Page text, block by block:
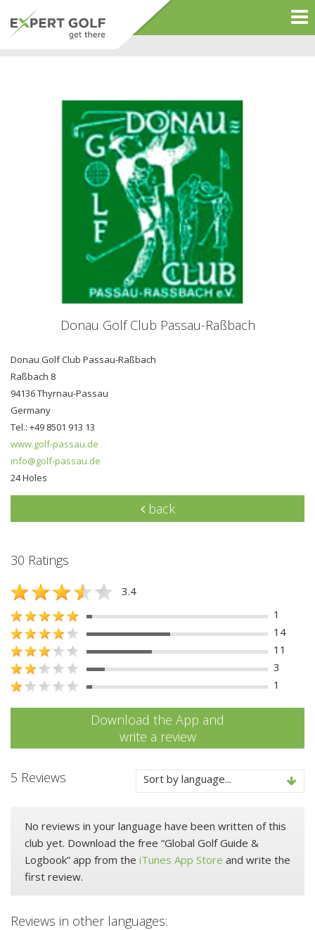
Donau Golf Club Passau-Raßbach
Donau Golf Club Passau-Raßbach
Raßbach 8
94136 Thyrnau-Passau
Germany
Tel.: +49 8501 913 13
www.golf-passau.de
info@golf-passau.de
24 Holes
back
30 Ratings
3.4
1
14
11
3
1
Download the App and
write a review
5 Reviews Sort by language...
No reviews in your language have been written of this
club yet. Download the free “Global Golf Guide &
Logbook” app from the iTunes App Store and write the
first review.
Reviews in other languages: